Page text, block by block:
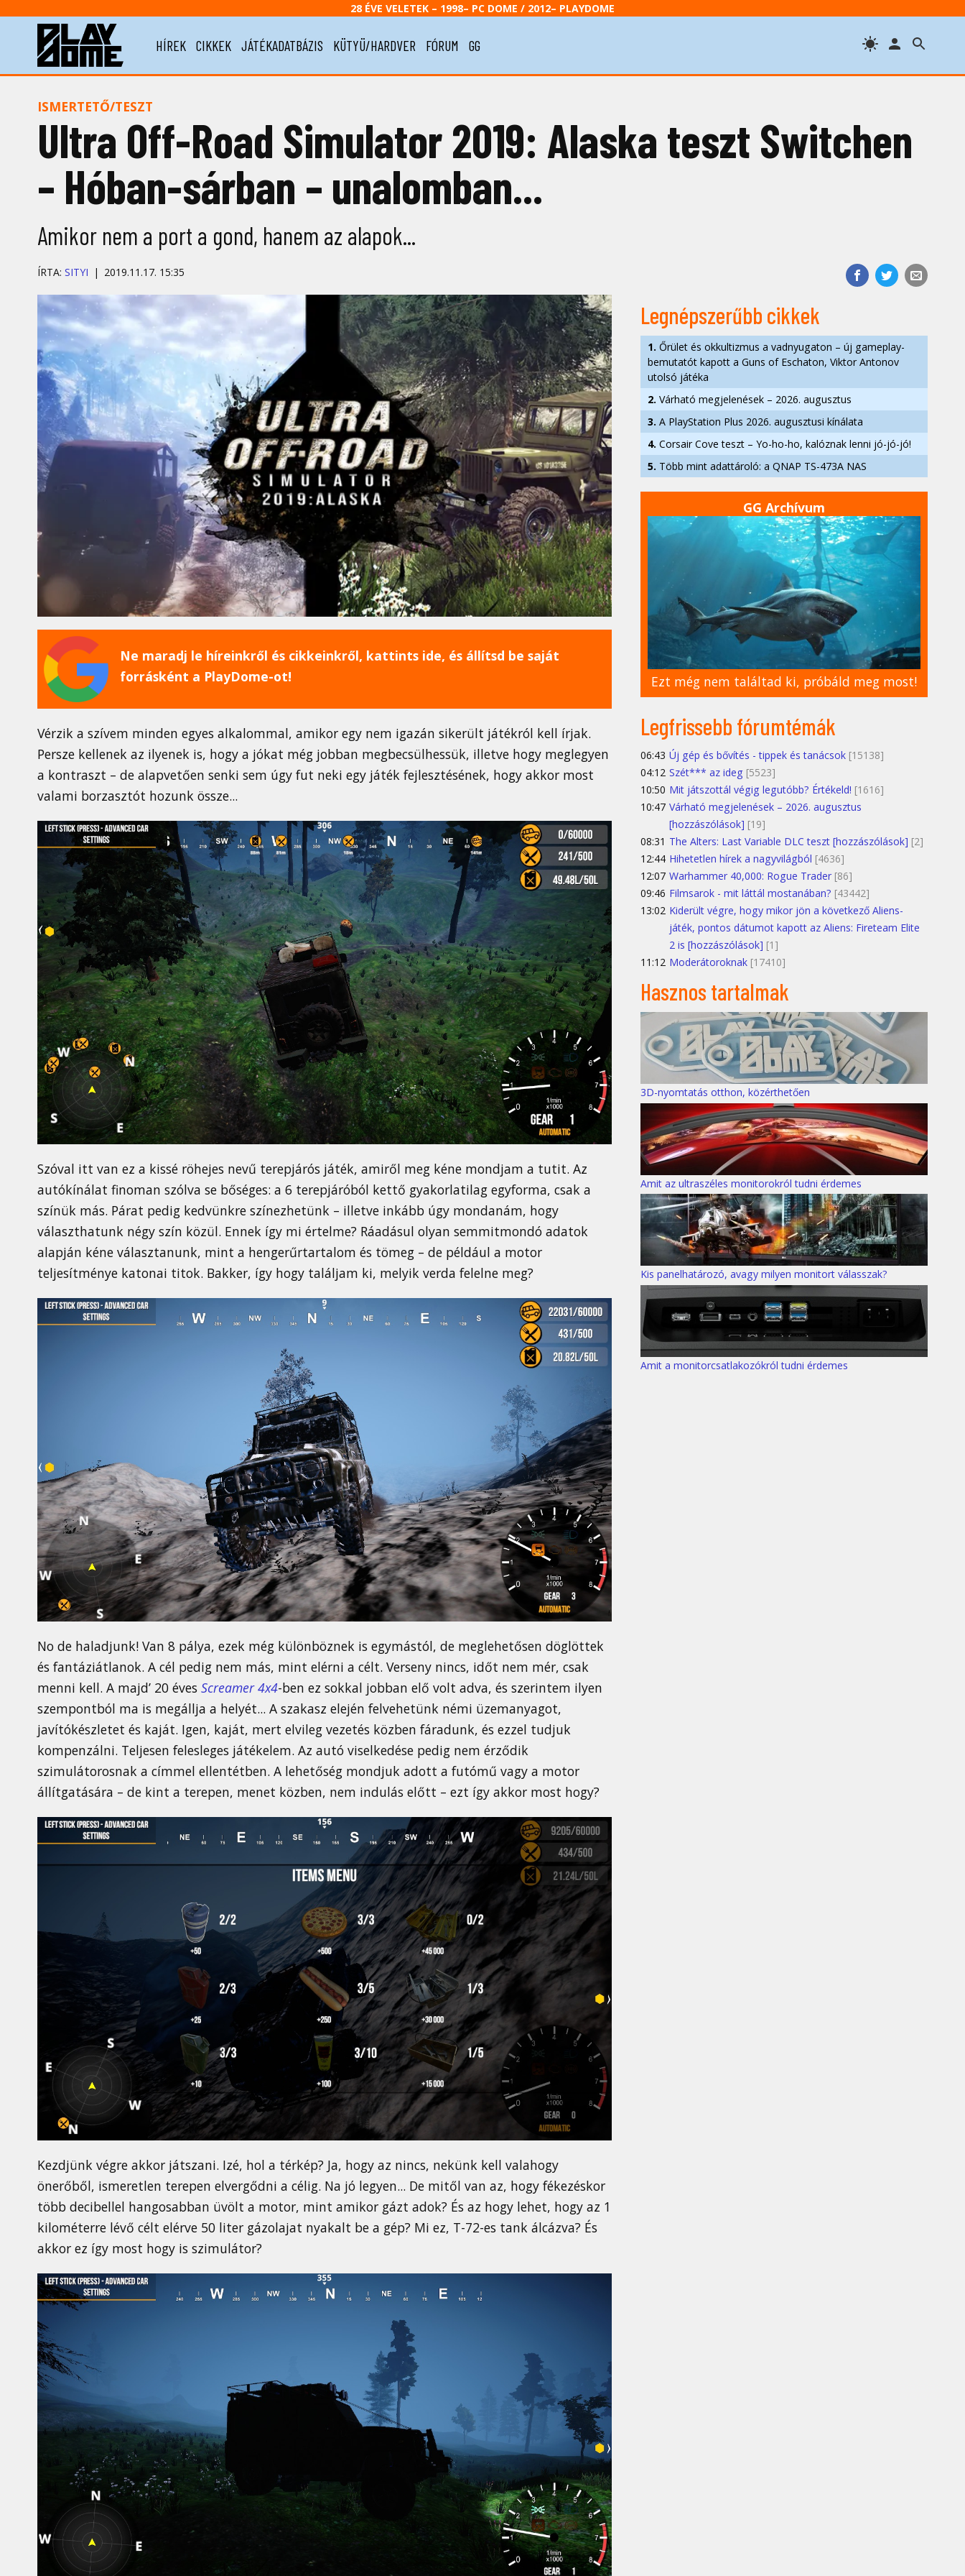
28 ÉVE VELETEK – 1998– PC DOME / 2012– PLAYDOME
HÍREK CIKKEK JÁTÉKADATBÁZIS KÜTYÜ/HARDVER FÓRUM GG
ISMERTETŐ/TESZT
Ultra Off-Road Simulator 2019: Alaska teszt Switchen
– Hóban-sárban – unalomban...
Amikor nem a port a gond, hanem az alapok...
ÍRTA: SITYI 2019.11.17. 15:35
Ne maradj le híreinkről és cikkeinkről, kattints ide, és állítsd be saját
forrásként a PlayDome-ot!
Vérzik a szívem minden egyes alkalommal, amikor egy nem igazán sikerült játékról kell írjak.
Persze kellenek az ilyenek is, hogy a jókat még jobban megbecsülhessük, illetve hogy meglegyen
a kontraszt – de alapvetően senki sem úgy fut neki egy játék fejlesztésének, hogy akkor most
valami borzasztót hozunk össze...
Szóval itt van ez a kissé röhejes nevű terepjárós játék, amiről meg kéne mondjam a tutit. Az
autókínálat finoman szólva se bőséges: a 6 terepjáróból kettő gyakorlatilag egyforma, csak a
színük más. Párat pedig kedvünkre színezhetünk – illetve inkább úgy mondanám, hogy
választhatunk négy szín közül. Ennek így mi értelme? Ráadásul olyan semmitmondó adatok
alapján kéne választanunk, mint a hengerűrtartalom és tömeg – de például a motor
teljesítménye katonai titok. Bakker, így hogy találjam ki, melyik verda felelne meg?
No de haladjunk! Van 8 pálya, ezek még különböznek is egymástól, de meglehetősen döglöttek
és fantáziátlanok. A cél pedig nem más, mint elérni a célt. Verseny nincs, időt nem mér, csak
menni kell. A majd’ 20 éves Screamer 4x4-ben ez sokkal jobban elő volt adva, és szerintem ilyen
szempontból ma is megállja a helyét... A szakasz elején felvehetünk némi üzemanyagot,
javítókészletet és kaját. Igen, kaját, mert elvileg vezetés közben fáradunk, és ezzel tudjuk
kompenzálni. Teljesen felesleges játékelem. Az autó viselkedése pedig nem érződik
szimulátorosnak a címmel ellentétben. A lehetőség mondjuk adott a futómű vagy a motor
állítgatására – de kint a terepen, menet közben, nem indulás előtt – ezt így akkor most hogy?
Kezdjünk végre akkor játszani. Izé, hol a térkép? Ja, hogy az nincs, nekünk kell valahogy
önerőből, ismeretlen terepen elvergődni a célig. Na jó legyen... De mitől van az, hogy fékezéskor
több decibellel hangosabban üvölt a motor, mint amikor gázt adok? És az hogy lehet, hogy az 1
kilométerre lévő célt elérve 50 liter gázolajat nyakalt be a gép? Mi ez, T-72-es tank álcázva? És
akkor ez így most hogy is szimulátor?
Legnépszerűbb cikkek
1. Őrület és okkultizmus a vadnyugaton – új gameplay-
bemutatót kapott a Guns of Eschaton, Viktor Antonov
utolsó játéka
2. Várható megjelenések – 2026. augusztus
3. A PlayStation Plus 2026. augusztusi kínálata
4. Corsair Cove teszt – Yo-ho-ho, kalóznak lenni jó-jó-jó!
5. Több mint adattároló: a QNAP TS-473A NAS
GG Archívum
Ezt még nem találtad ki, próbáld meg most!
Legfrissebb fórumtémák
06:43 Új gép és bővítés - tippek és tanácsok [15138]
04:12 Szét*** az ideg [5523]
10:50 Mit játszottál végig legutóbb? Értékeld! [1616]
10:47 Várható megjelenések – 2026. augusztus
[hozzászólások] [19]
08:31 The Alters: Last Variable DLC teszt [hozzászólások] [2]
12:44 Hihetetlen hírek a nagyvilágból [4636]
12:07 Warhammer 40,000: Rogue Trader [86]
09:46 Filmsarok - mit láttál mostanában? [43442]
13:02 Kiderült végre, hogy mikor jön a következő Aliens-
játék, pontos dátumot kapott az Aliens: Fireteam Elite
2 is [hozzászólások] [1]
11:12 Moderátoroknak [17410]
Hasznos tartalmak
3D-nyomtatás otthon, közérthetően
Amit az ultraszéles monitorokról tudni érdemes
Kis panelhatározó, avagy milyen monitort válasszak?
Amit a monitorcsatlakozókról tudni érdemes